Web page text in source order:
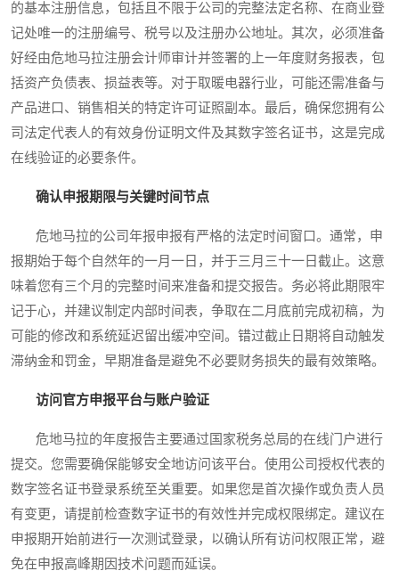
的基本注册信息，包括且不限于公司的完整法定名称、在商业登
记处唯一的注册编号、税号以及注册办公地址。其次，必须准备
好经由危地马拉注册会计师审计并签署的上一年度财务报表，包
括资产负债表、损益表等。对于取暖电器行业，可能还需准备与
产品进口、销售相关的特定许可证照副本。最后，确保您拥有公
司法定代表人的有效身份证明文件及其数字签名证书，这是完成
在线验证的必要条件。
确认申报期限与关键时间节点
危地马拉的公司年报申报有严格的法定时间窗口。通常，申
报期始于每个自然年的一月一日，并于三月三十一日截止。这意
味着您有三个月的完整时间来准备和提交报告。务必将此期限牢
记于心，并建议制定内部时间表，争取在二月底前完成初稿，为
可能的修改和系统延迟留出缓冲空间。错过截止日期将自动触发
滞纳金和罚金，早期准备是避免不必要财务损失的最有效策略。
访问官方申报平台与账户验证
危地马拉的年度报告主要通过国家税务总局的在线门户进行
提交。您需要确保能够安全地访问该平台。使用公司授权代表的
数字签名证书登录系统至关重要。如果您是首次操作或负责人员
有变更，请提前检查数字证书的有效性并完成权限绑定。建议在
申报期开始前进行一次测试登录，以确认所有访问权限正常，避
免在申报高峰期因技术问题而延误。